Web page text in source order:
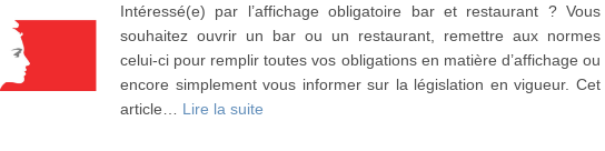
Intéressé(e) par l’affichage obligatoire bar et restaurant ? Vous
souhaitez ouvrir un bar ou un restaurant, remettre aux normes
celui-ci pour remplir toutes vos obligations en matière d’affichage ou
encore simplement vous informer sur la législation en vigueur. Cet
article… Lire la suite